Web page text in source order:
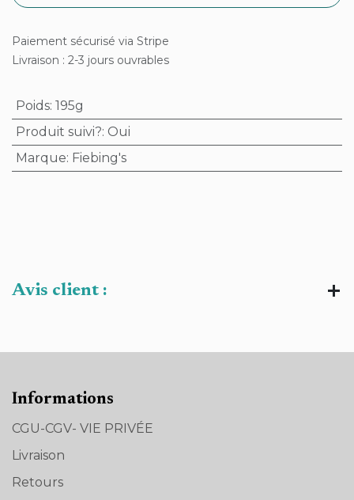
Paiement sécurisé via Stripe
Livraison : 2-3 jours ouvrables
Poids: 195g
Produit suivi?: Oui
Marque: Fiebing's
Avis client :
Informations
CGU-CGV- VIE PRIVÉE
Livraison
Retours